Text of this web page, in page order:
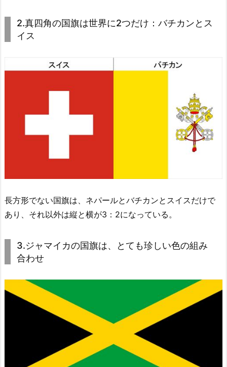
2.真四角の国旗は世界に2つだけ：バチカンとス
イス
長方形でない国旗は、ネパールとバチカンとスイスだけで
あり、それ以外は縦と横が3：2になっている。
3.ジャマイカの国旗は、とても珍しい色の組み
合わせ